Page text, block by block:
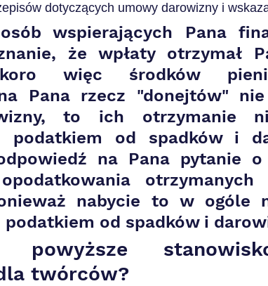
dotyczących umowy darowizny i
wspierających Pana
że wpłaty otrzymał
więc środków
Pana rzecz "donejtów" nie
to ich otrzymanie
podatkiem od spadków i
na Pana pytanie
otrzymanych
nabycie to w ogóle
od spadków i
powyższe
twórców?